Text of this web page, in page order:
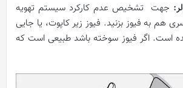
جهت تشخیص عدم کارکرد سیستم تهویه
هم به فیوز بزنید. فیوز زیر کاپوت، یا جایی
است. اگر فیوز سوخته باشد طبیعی است که